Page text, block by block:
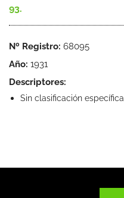
93.
Nº Registro: 68095
Año: 1931
Descriptores:
Sin clasificación específica